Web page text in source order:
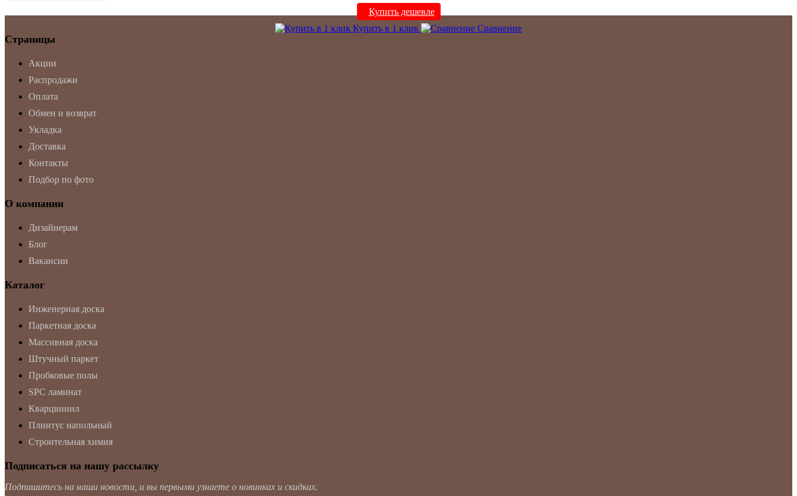
Купить дешевле
Купить в 1 клик
Сравнение
Страницы
Акции
Распродажи
Оплата
Обмен и возврат
Укладка
Доставка
Контакты
Подбор по фото
О компании
Дизайнерам
Блог
Вакансии
Каталог
Инженерная доска
Паркетная доска
Массивная доска
Штучный паркет
Пробковые полы
SPC ламинат
Кварцвинил
Плинтус напольный
Строительная химия
Подписаться на нашу рассылку
Подпишитесь на наши новости, и вы первыми узнаете о новинках и скидках.